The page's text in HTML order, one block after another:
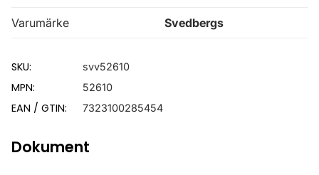
Varumärke Svedbergs
SKU: svv52610
MPN: 52610
EAN / GTIN: 7323100285454
Dokument